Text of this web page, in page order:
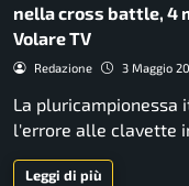
nella cross battle, 4
Volare TV
Redazione 3 Maggio
La pluricampionessa
l'errore alle clavette
Leggi di più